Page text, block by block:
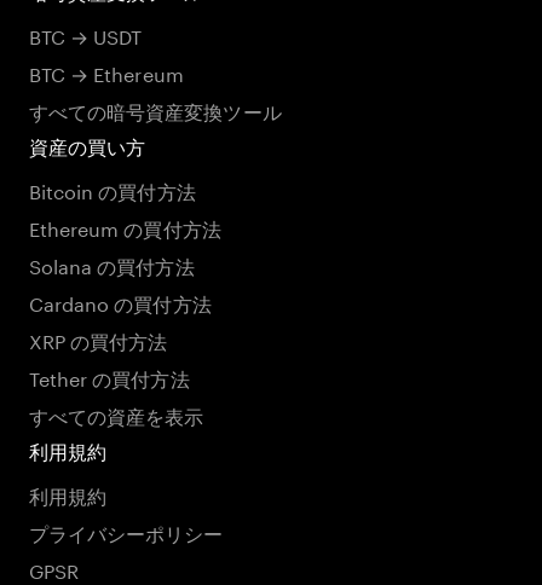
BTC → USDT
BTC → Ethereum
すべての暗号資産変換ツール
資産の買い方
Bitcoin の買付方法
Ethereum の買付方法
Solana の買付方法
Cardano の買付方法
XRP の買付方法
Tether の買付方法
すべての資産を表示
利用規約
利用規約
プライバシーポリシー
GPSR